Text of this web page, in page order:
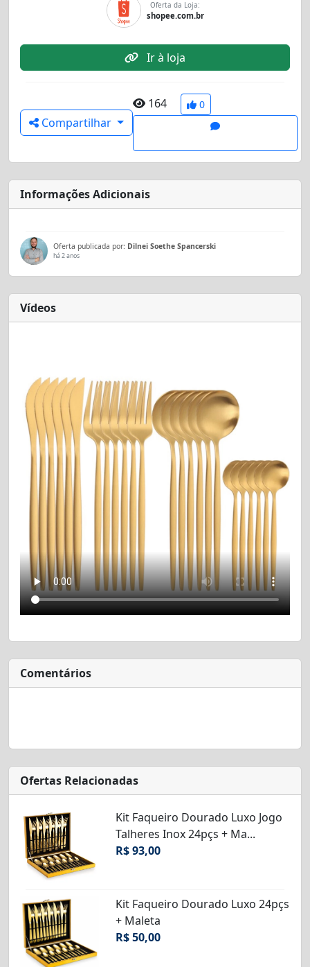
Oferta da Loja:
shopee.com.br
Ir à loja
Compartilhar
164 0
Informações Adicionais
Oferta publicada por: Dilnei Soethe Spancerski
há 2 anos
Vídeos
Comentários
Ofertas Relacionadas
Kit Faqueiro Dourado Luxo Jogo
Talheres Inox 24pçs + Ma...
R$ 93,00
Kit Faqueiro Dourado Luxo 24pçs
+ Maleta
R$ 50,00